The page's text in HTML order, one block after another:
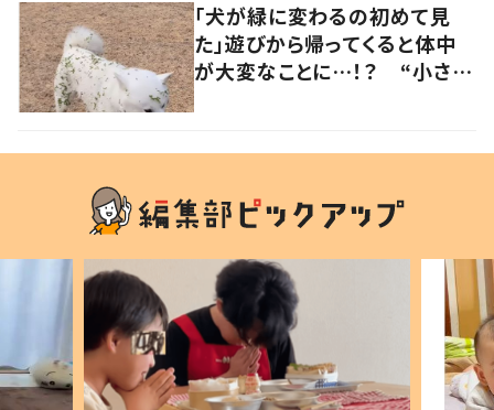
「犬が緑に変わるの初めて見
た」遊びから帰ってくると体中
が大変なことに…！？ “小さい